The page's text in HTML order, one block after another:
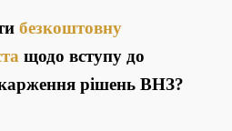
безкоштовну
щодо вступу до
рішень ВНЗ?